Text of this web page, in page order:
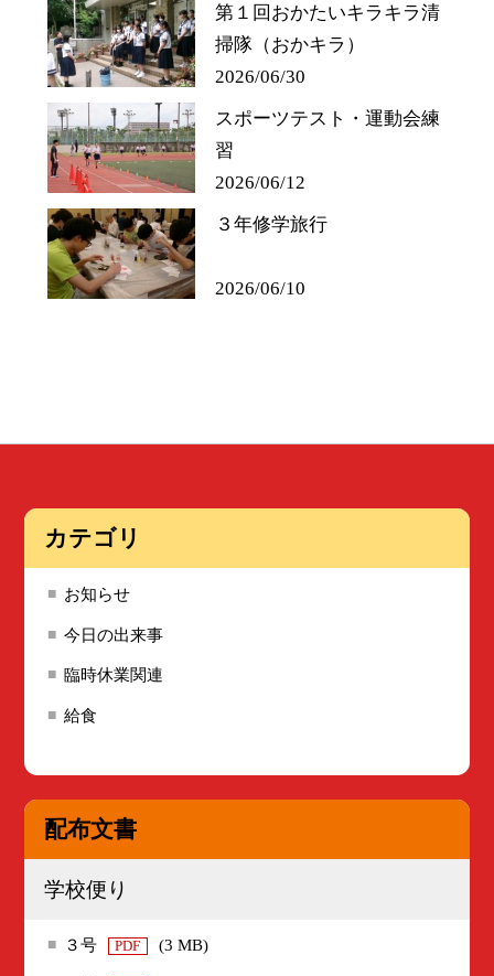
第１回おかたいキラキラ清
掃隊（おかキラ）
2026/06/30
スポーツテスト・運動会練
習
2026/06/12
３年修学旅行
2026/06/10
カテゴリ
お知らせ
今日の出来事
臨時休業関連
給食
配布文書
学校便り
３号 PDF (3 MB)